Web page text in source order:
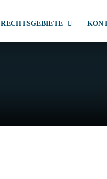
RECHTSGEBIETE